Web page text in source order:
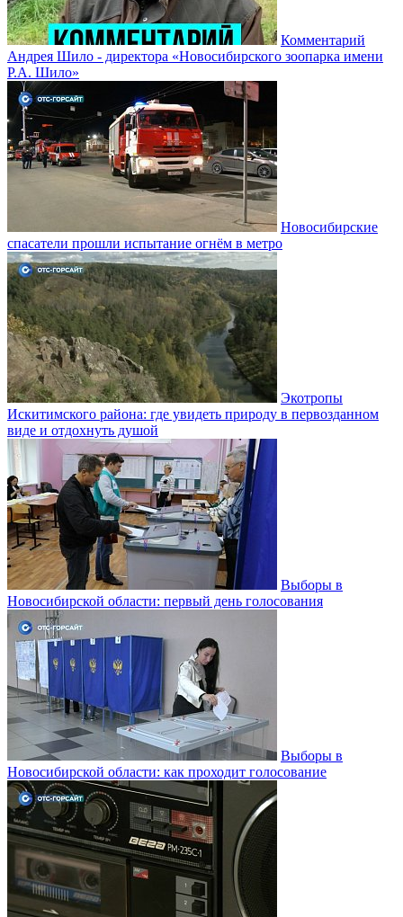
Комментарий
Андрея Шило - директора «Новосибирского зоопарка имени
Р.А. Шило»
Новосибирские
спасатели прошли испытание огнём в метро
Экотропы
Искитимского района: где увидеть природу в первозданном
виде и отдохнуть душой
Выборы в
Новосибирской области: первый день голосования
Выборы в
Новосибирской области: как проходит голосование